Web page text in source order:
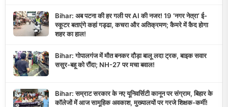
Bihar: अब पटना की हर गली पर AI की नजर! 19 ‘नगर नेत्रा’ ई-
स्कूटर बताएंगे कहां गड्ढा, कचरा और अतिक्रमण; कैमरे में कैद होगा
शहर का हाल!
Bihar: गोपालगंज में मौत बनकर दौड़ा बालू लदा ट्रक, बाइक सवार
ससुर-बहू को रौंदा; NH-27 पर मचा बवाल!
Bihar: सम्राट सरकार के नए यूनिवर्सिटी कानून पर संग्राम, बिहार के
कॉलेजों में आज सामूहिक अवकाश, मुख्यालयों पर गरजे शिक्षक-कर्मी!